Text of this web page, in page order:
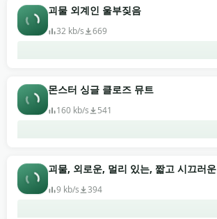
괴물 외계인 울부짖음
32 kb/s 669
몬스터 싱글 클로즈 뮤트
160 kb/s 541
괴물, 외로운, 멀리 있는, 짧고 시끄러운
9 kb/s 394